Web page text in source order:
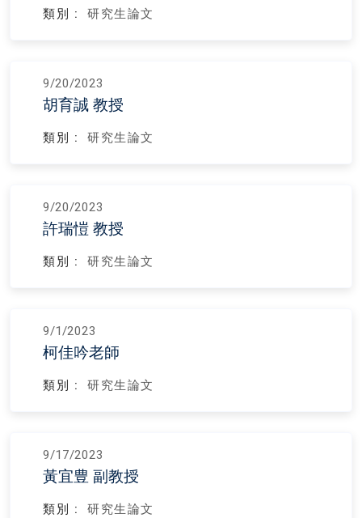
類別 : 研究生論文
9/20/2023
胡育誠 教授
類別 : 研究生論文
9/20/2023
許瑞愷 教授
類別 : 研究生論文
9/1/2023
柯佳吟老師
類別 : 研究生論文
9/17/2023
黃宜豊 副教授
類別 : 研究生論文